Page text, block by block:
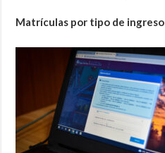
Matrículas por tipo de ingreso